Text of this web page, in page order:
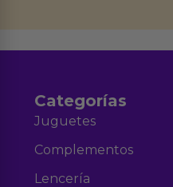
Categorías
Juguetes
Complementos
Lencería